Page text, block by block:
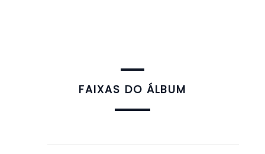
FAIXAS DO ÁLBUM